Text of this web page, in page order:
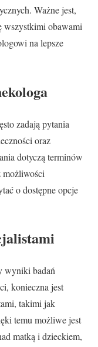
Ważne jest,
wszystkimi obawami
na lepsze
zadają pytania
oraz
dotyczą terminów
możliwości
o dostępne opcje
wyniki badań
konieczna jest
takimi jak
temu możliwe jest
matką i dzieckiem,